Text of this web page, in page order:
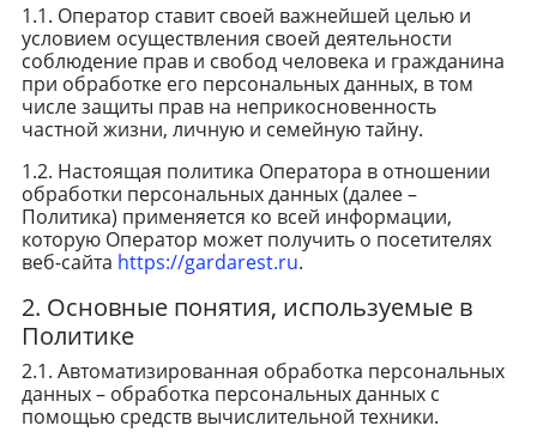
1.1. Оператор ставит своей важнейшей целью и
условием осуществления своей деятельности
соблюдение прав и свобод человека и гражданина
при обработке его персональных данных, в том
числе защиты прав на неприкосновенность
частной жизни, личную и семейную тайну.
1.2. Настоящая политика Оператора в отношении
обработки персональных данных (далее –
Политика) применяется ко всей информации,
которую Оператор может получить о посетителях
веб-сайта https://gardarest.ru.
2. Основные понятия, используемые в
Политике
2.1. Автоматизированная обработка персональных
данных – обработка персональных данных с
помощью средств вычислительной техники.